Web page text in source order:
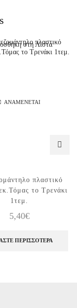
στη Λίστα
ΑΝΑΜΈΝΕΤΑΙ
πλαστικό
το Τρενάκι
1τεμ.
5,40€
ΠΕΡΙΣΣΌΤΕΡΑ